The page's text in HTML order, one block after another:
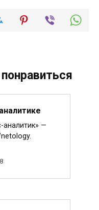
аналитик» —